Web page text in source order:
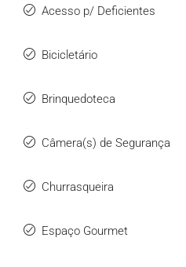
Acesso p/ Deficientes
Bicicletário
Brinquedoteca
Câmera(s) de Segurança
Churrasqueira
Espaço Gourmet